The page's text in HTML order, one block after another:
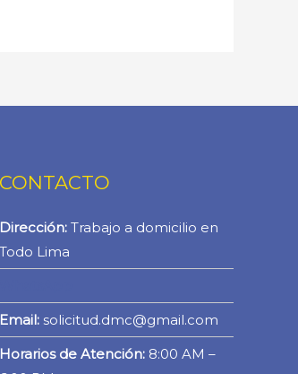
CONTACTO
Dirección:Trabajo a domicilio en
Todo Lima
Email: solicitud.dmc@gmail.com
Horarios de Atención:8:00 AM –